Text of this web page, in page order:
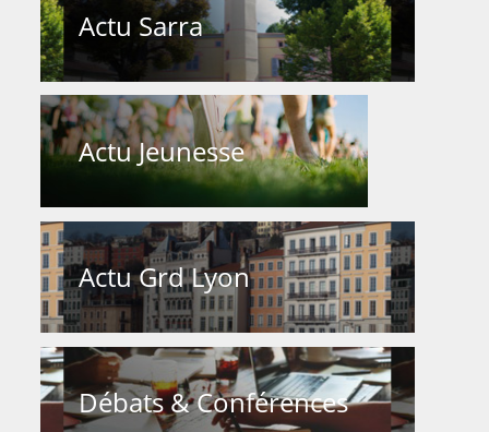
Actu Sarra
Actu Jeunesse
Actu Grd Lyon
Débats & Conférences